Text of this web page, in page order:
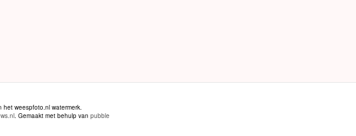
weespfoto.nl watermerk.
. Gemaakt met behulp vanpubble